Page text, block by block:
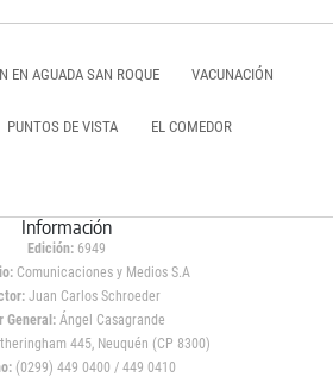
EN AGUADA SAN ROQUE VACUNACIÓN
PUNTOS DE VISTA EL COMEDOR
Información
Edición: 6949
Comunicaciones y Medios S.A
Juan Carlos Schroeder
General:Ángel Casagrande
445, Neuquén (CP 8300)
(0299) 449 0400 / 449 0410